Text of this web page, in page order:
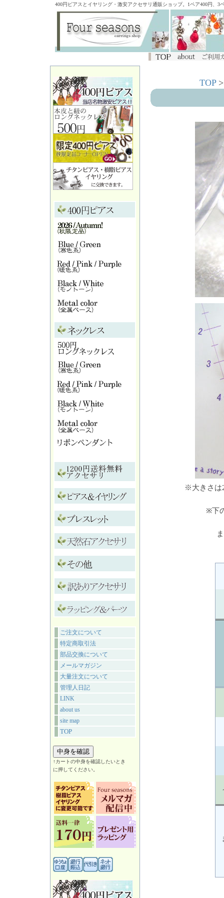
400円ピアスとイヤリング・激安アクセサリ通販ショップ。1ペア400円、
ご注文について
特定商取引法
部品交換について
メールマガジン
大量注文について
管理人日記
LINK
about us
site map
TOP
↑カートの中身を確認したいとき
に押してください。
TOP
※大きさは
※下